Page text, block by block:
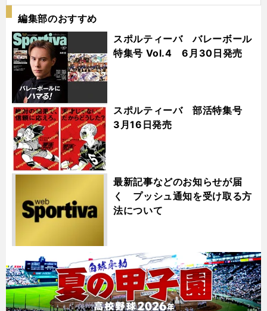
編集部のおすすめ
スポルティーバ バレーボール
特集号 Vol.4 6月30日発売
スポルティーバ 部活特集号
3月16日発売
最新記事などのお知らせが届
く プッシュ通知を受け取る方
法について